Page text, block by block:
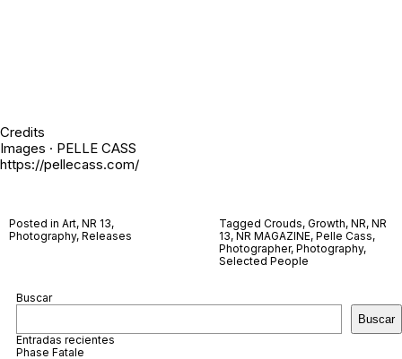
Credits
Images · PELLE CASS
https://pellecass.com/
Posted in Art, NR 13,
Photography, Releases
Tagged Crouds, Growth, NR, NR
13, NR MAGAZINE, Pelle Cass,
Photographer, Photography,
Selected People
Buscar
Buscar
Entradas recientes
Phase Fatale